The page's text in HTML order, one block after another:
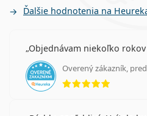
Ďalšie hodnotenia na
Objednávam niekoľko
Overený zákazník,